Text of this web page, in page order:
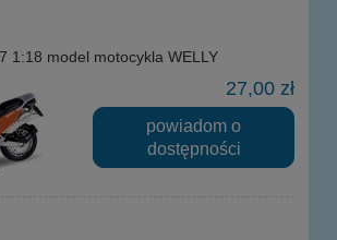
1:18 model motocykla WELLY
27,00 zł
powiadom o
dostępności